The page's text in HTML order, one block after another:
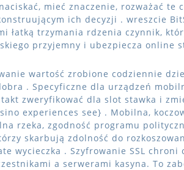
mieć znaczenie, rozważać te
ich decyzji . wreszcie
łatką trzymania rdzenia czynnik,
przyjemny i ubezpiecza online
wartość zrobione codziennie
. Specyficzne dla urządzeń
zweryfikować dla slot stawka i
experiences see} . Mobilna,
rzeka, zgodność programu
skarbują zdolność do
wycieczka . Szyfrowanie SSL chroni
a serwerami kasyna. To